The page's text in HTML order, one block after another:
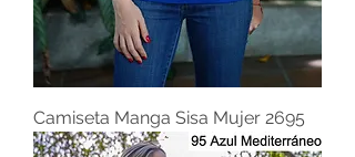
Camiseta Manga Sisa Mujer 2695